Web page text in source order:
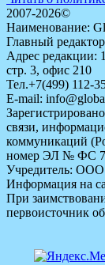
2007-2026©
Наименование:
Главный
Адрес редакции:
стр. 3, офис 210
Тел.+7(499) 112-
E-mail:
связи,
коммуникаций
номер ЭЛ № ФС
Учредитель: ООО
Информация на
При
первоисточник